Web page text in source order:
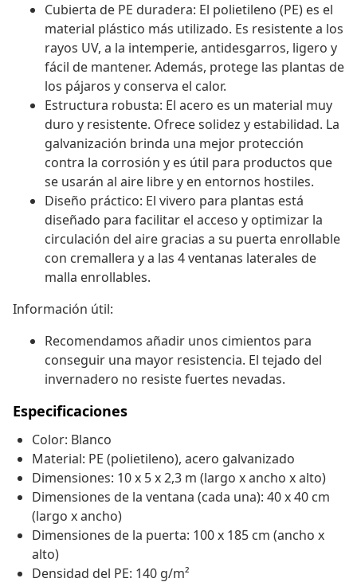
Cubierta de PE duradera: El polietileno (PE) es el
material plástico más utilizado. Es resistente a los
rayos UV, a la intemperie, antidesgarros, ligero y
fácil de mantener. Además, protege las plantas de
los pájaros y conserva el calor.
Estructura robusta: El acero es un material muy
duro y resistente. Ofrece solidez y estabilidad. La
galvanización brinda una mejor protección
contra la corrosión y es útil para productos que
se usarán al aire libre y en entornos hostiles.
Diseño práctico: El vivero para plantas está
diseñado para facilitar el acceso y optimizar la
circulación del aire gracias a su puerta enrollable
con cremallera y a las 4 ventanas laterales de
malla enrollables.
Información útil:
Recomendamos añadir unos cimientos para
conseguir una mayor resistencia. El tejado del
invernadero no resiste fuertes nevadas.
Especificaciones
Color: Blanco
Material: PE (polietileno), acero galvanizado
Dimensiones: 10 x 5 x 2,3 m (largo x ancho x alto)
Dimensiones de la ventana (cada una): 40 x 40 cm
(largo x ancho)
Dimensiones de la puerta: 100 x 185 cm (ancho x
alto)
Densidad del PE: 140 g/m²